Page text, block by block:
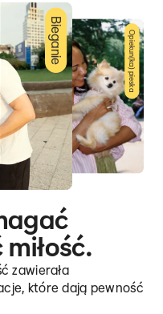
zawierała
które dają pewność
Bieganie Opiekun(ka) pieska